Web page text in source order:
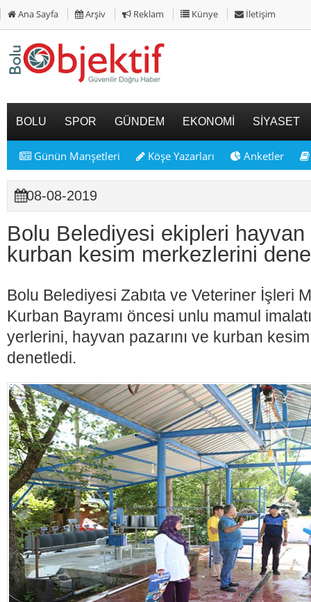
Ana Sayfa Arşiv Reklam Künye İletişim
BOLU SPOR GÜNDEM EKONOMİ SİYASET
Günün Manşetleri Köşe Yazarları Anketler
08-08-2019
Bolu Belediyesi ekipleri hayvan
kurban kesim merkezlerini
Bolu Belediyesi Zabıta ve Veteriner İşleri
Kurban Bayramı öncesi unlu mamul
yerlerini, hayvan pazarını ve kurban
denetledi.